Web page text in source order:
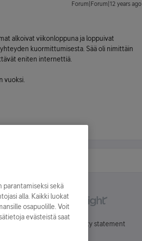
Forum|Forum|12 years ago
alkoivat viikonloppuna ja loppuivat
kuormittumisesta. Sää oli nimittäin
eniten internettiä.
vuoksi.
Accessibility statement
sekä
alla. Kaikki luokat
osapuolille. Voit
evästeistä saat